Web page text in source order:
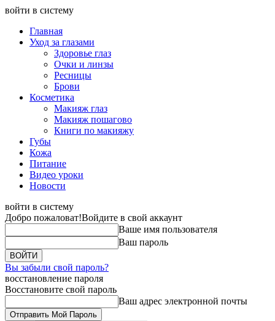
войти в систему
Главная
Уход за глазами
Здоровье глаз
Очки и линзы
Ресницы
Брови
Косметика
Макияж глаз
Макияж пошагово
Книги по макияжу
Губы
Кожа
Питание
Видео уроки
Новости
войти в систему
Добро пожаловат!Войдите в свой аккаунт
Ваше имя пользователя
Ваш пароль
Вы забыли свой пароль?
восстановление пароля
Восстановите свой пароль
Ваш адрес электронной почты